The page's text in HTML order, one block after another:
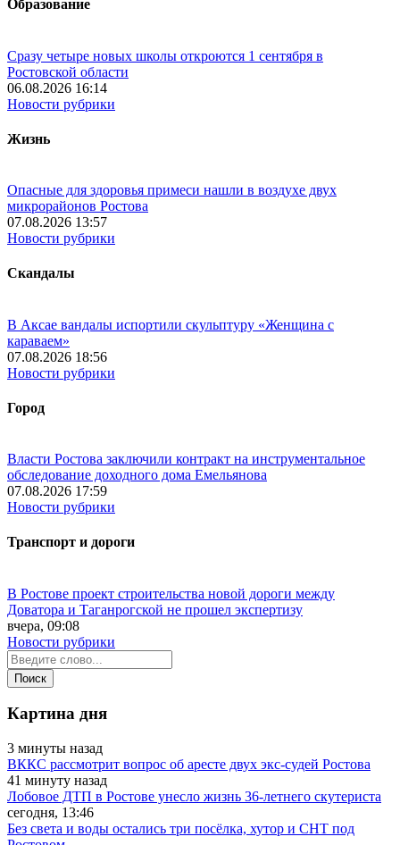
Образование
Сразу четыре новых школы откроются 1 сентября в
Ростовской области
06.08.2026 16:14
Новости рубрики
Жизнь
Опасные для здоровья примеси нашли в воздухе двух
микрорайонов Ростова
07.08.2026 13:57
Новости рубрики
Скандалы
В Аксае вандалы испортили скульптуру «Женщина с
караваем»
07.08.2026 18:56
Новости рубрики
Город
Власти Ростова заключили контракт на инструментальное
обследование доходного дома Емельянова
07.08.2026 17:59
Новости рубрики
Транспорт и дороги
В Ростове проект строительства новой дороги между
Доватора и Таганрогской не прошел экспертизу
вчера, 09:08
Новости рубрики
Картина дня
3 минуты назад
ВККС рассмотрит вопрос об аресте двух экс-судей Ростова
41 минуту назад
Лобовое ДТП в Ростове унесло жизнь 36-летнего скутериста
сегодня, 13:46
Без света и воды остались три посёлка, хутор и СНТ под